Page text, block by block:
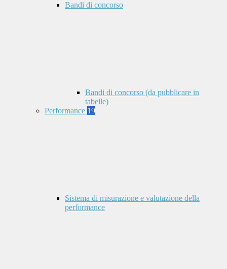
Bandi di concorso
Bandi di concorso (da pubblicare in
tabelle)
Performance 19
Sistema di misurazione e valutazione della
performance